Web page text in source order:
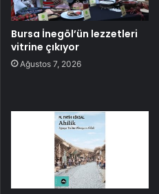
Bursa İnegöl’ün lezzetleri
vitrine çıkıyor
Ağustos 7, 2026